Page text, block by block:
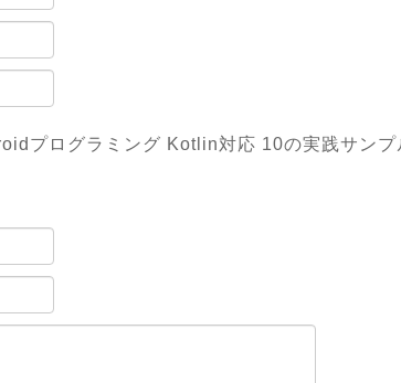
プログラミング Kotlin対応 10の実践サン